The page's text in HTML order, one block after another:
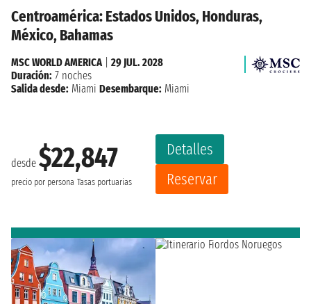
Centroamérica: Estados Unidos, Honduras,
México, Bahamas
desde $22,847
precio por persona Tasas portuarias
Detalles
Reservar
MSC WORLD AMERICA| 29 JUL. 2028
Duración: 7 noches
Salida desde: Miami Desembarque: Miami